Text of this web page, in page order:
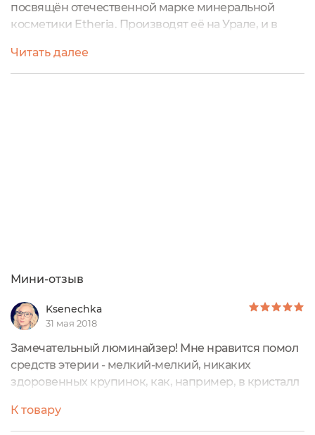
посвящён отечественной марке минеральной
косметики Etheria. Производят её на Урале, и в
компонентов" типа силиконов и прочих замазок,
только чистые минералы, шёлк и натуральные
Читать далее
Мини-отзыв
Ksenechka
31 мая 2018
Замечательный люминайзер! Мне нравится помол
средств этерии - мелкий-мелкий, никаких
здоровенных крупинок, как, например, в кристалл
красивое естественное свечение.
К товару